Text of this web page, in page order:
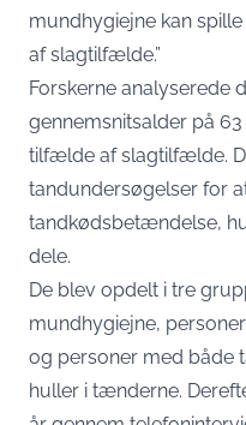
mundhygiejne kan
af slagtilfælde.”
Forskerne analyserede
gennemsnitsalder på
tilfælde af slagtilfælde.
tandundersøgelser for
tandkødsbetændelse,
dele.
De blev opdelt i tre
mundhygiejne,
og personer med både
huller i tænderne.